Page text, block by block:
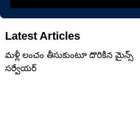
Latest Articles
మళ్లీ లంచం తీసుకుంటూ దొరికిన మైన్స్
సర్వేయర్